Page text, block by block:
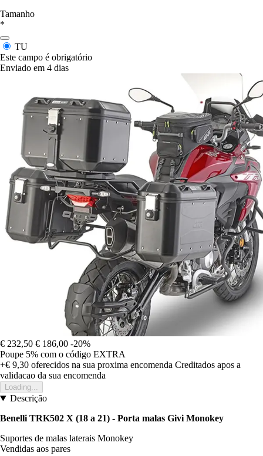
Tamanho
*
TU
Este campo é obrigatório
Enviado em 4 dias
€ 232,50 € 186,00 -20%
Poupe 5% com o código EXTRA
+€ 9,30 oferecidos na sua proxima encomenda Creditados apos a
validacao da sua encomenda
Loading...
Descrição
Benelli TRK502 X (18 a 21) - Porta malas Givi Monokey
Suportes de malas laterais Monokey
Vendidas aos pares